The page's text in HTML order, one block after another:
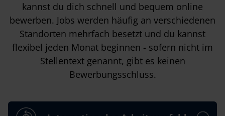
kannst du dich schnell und bequem online
bewerben. Jobs werden häufig an verschiedenen
Standorten mehrfach besetzt und du kannst
flexibel jeden Monat beginnen - sofern nicht im
Stellentext genannt, gibt es keinen
Bewerbungsschluss.